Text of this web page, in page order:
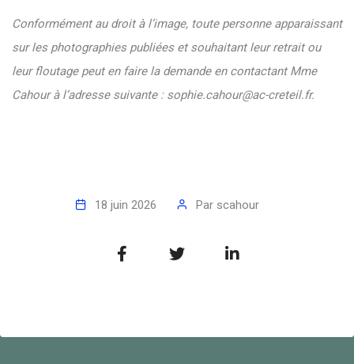
Conformément au droit à l’image, toute personne apparaissant
sur les photographies publiées et souhaitant leur retrait ou
leur floutage peut en faire la demande en contactant Mme
Cahour à l’adresse suivante : sophie.cahour@ac-creteil.fr.
18 juin 2026 Par scahour